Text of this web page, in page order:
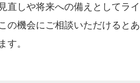
直しや将来への備えとしてラ
の機会にご相談いただけると
す。